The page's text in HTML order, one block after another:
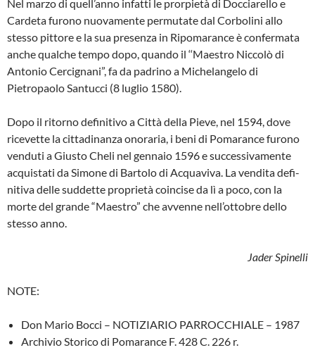
Nel marzo di quell’anno infatti le prorpietà di Docciarello e
Cardeta furono nuova­mente permutate dal Corbolini allo
stes­so pittore e la sua presenza in Ripomarance è confermata
anche qualche tem­po dopo, quando il ‘‘Maestro Niccolò di
Antonio Cercignani”, fa da padrino a Mi­chelangelo di
Pietropaolo Santucci (8 lu­glio 1580).
Dopo il ritorno definitivo a Città della Pie­ve, nel 1594, dove
ricevette la cittadinan­za onoraria, i beni di Pomarance furono
venduti a Giusto Cheli nel gennaio 1596 e successivamente
acquistati da Simone di Bartolo di Acquaviva. La vendita defi­
nitiva delle suddette proprietà coincise da lì a poco, con la
morte del grande “Mae­stro” che avvenne nell’ottobre dello
stes­so anno.
Jader Spinelli
NOTE:
Don Mario Bocci – NOTIZIARIO PAR­ROCCHIALE – 1987
Archivio Storico di Pomarance F. 428 C. 226 r.